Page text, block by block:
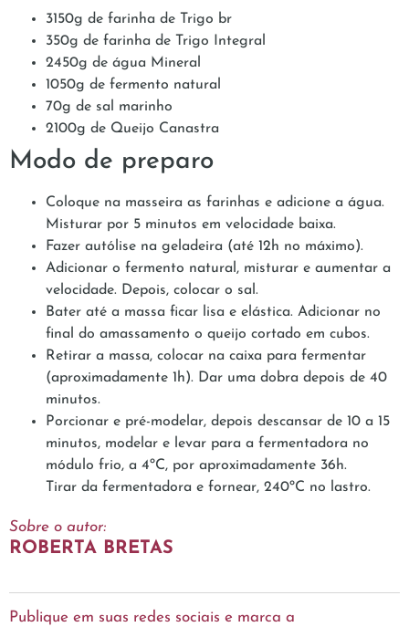
3150g de farinha de Trigo br
350g de farinha de Trigo Integral
2450g de água Mineral
1050g de fermento natural
70g de sal marinho
2100g de Queijo Canastra
Modo de preparo
Coloque na masseira as farinhas e adicione a água.
Misturar por 5 minutos em velocidade baixa.
Fazer autólise na geladeira (até 12h no máximo).
Adicionar o fermento natural, misturar e aumentar a
velocidade. Depois, colocar o sal.
Bater até a massa ficar lisa e elástica. Adicionar no
final do amassamento o queijo cortado em cubos.
Retirar a massa, colocar na caixa para fermentar
(aproximadamente 1h). Dar uma dobra depois de 40
minutos.
Porcionar e pré-modelar, depois descansar de 10 a 15
minutos, modelar e levar para a fermentadora no
módulo frio, a 4ºC, por aproximadamente 36h.
Tirar da fermentadora e fornear, 240ºC no lastro.
Sobre o autor:
ROBERTA BRETAS
Publique em suas redes sociais e marca a